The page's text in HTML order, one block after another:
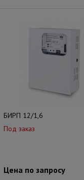
БИРП 12/1,6
Под заказ
Цена по запросу